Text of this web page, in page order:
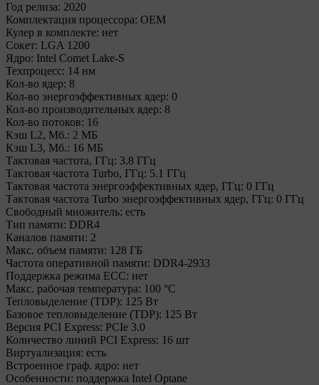
Год релиза: 2020
Комплектация процессора: OEM
Кулер в комплекте: нет
Сокет: LGA 1200
Ядро: Intel Comet Lake-S
Техпроцесс: 14 нм
Кол-во ядер: 8
Кол-во энергоэффективных ядер: 0
Кол-во производительных ядер: 8
Кол-во потоков: 16
Кэш L2, Мб.: 2 МБ
Кэш L3, Мб.: 16 МБ
Тактовая частота, ГГц: 3.8 ГГц
Тактовая частота Turbo, ГГц: 5.1 ГГц
Тактовая частота энергоэффективных ядер, ГГц: 0 ГГц
Тактовая частота Turbo энергоэффективных ядер, ГГц: 0 ГГц
Свободный множитель: есть
Тип памяти: DDR4
Каналов памяти: 2
Макс. объем памяти: 128 ГБ
Частота оперативной памяти: DDR4-2933
Поддержка режима ECC: нет
Макс. рабочая температура: 100 °C
Тепловыделение (TDP): 125 Вт
Базовое тепловыделение (TDP): 125 Вт
Версия PCI Express: PCIe 3.0
Количество линий PCI Express: 16 шт
Виртуализация: есть
Встроенное граф. ядро: нет
Особенности: поддержка Intel Optane